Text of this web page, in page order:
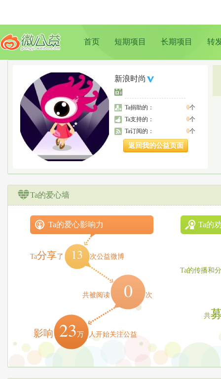
首页 短期项目 长期项目 转
新浪时尚
0个
Ta捐助的：
0个
Ta支持的：
0个
Ta订阅的：
返回我的公益页面
Ta的爱心墙
Ta的爱心影响力
Ta分享了 13 次公益微博
共被阅读 0 次
影响 23万 人开始关注公益
Ta的
Ta的传播和
共